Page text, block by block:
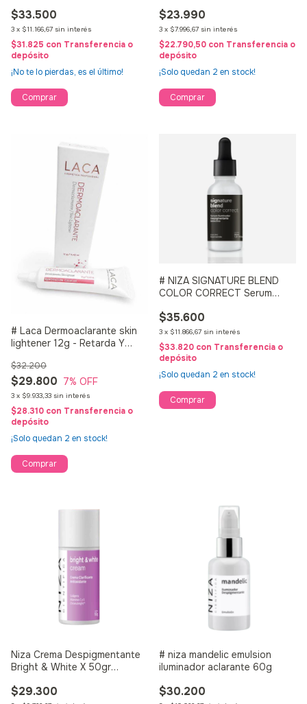
$33.500
3 x $11.166,67 sin interés
$31.825 con Transferencia o
depósito
¡No te lo pierdas, es el último!
$23.990
3 x $7.996,67 sin interés
$22.790,50 con Transferencia o
depósito
¡Solo quedan 2 en stock!
# Laca Dermoaclarante skin
lightener 12g - Retarda Y
$29.800
$32.200
7% OFF
3 x $9.933,33 sin interés
$28.310 con Transferencia o
depósito
¡Solo quedan 2 en stock!
# NIZA SIGNATURE BLEND
COLOR CORRECT Serum
Selectivo 30ML
$35.600
3 x $11.866,67 sin interés
$33.820 con Transferencia o
depósito
¡Solo quedan 2 en stock!
Niza Crema Despigmentante
Bright & White X 50gr
$29.300
# niza mandelic emulsion
iluminador aclarante 60g
$30.200